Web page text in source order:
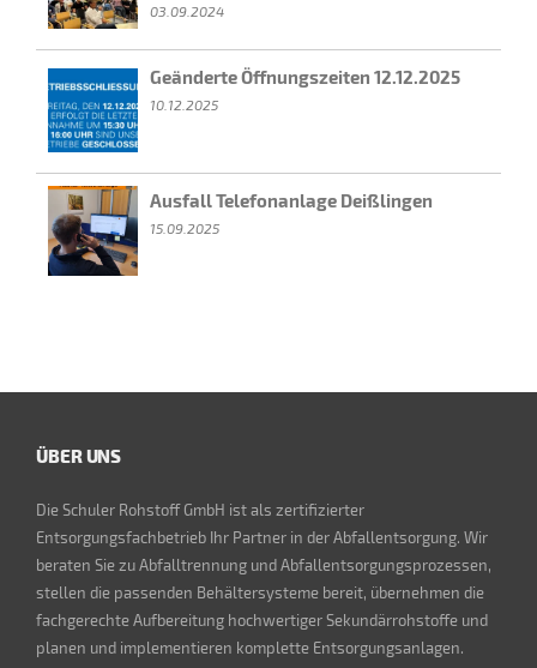
03.09.2024
Geänderte Öffnungszeiten 12.12.2025
10.12.2025
Ausfall Telefonanlage Deißlingen
15.09.2025
ÜBER UNS
Die Schuler Rohstoff GmbH ist als zertifizierter
Entsorgungsfachbetrieb Ihr Partner in der Abfallentsorgung. Wir
beraten Sie zu Abfalltrennung und Abfallentsorgungsprozessen,
stellen die passenden Behältersysteme bereit, übernehmen die
fachgerechte Aufbereitung hochwertiger Sekundärrohstoffe und
planen und implementieren komplette Entsorgungsanlagen.